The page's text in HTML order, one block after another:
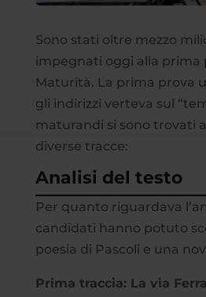
Sono stati oltre mezzo
impegnati oggi alla prima
Maturità. La prima prova
gli indirizzi verteva sul
maturandi si sono trovati
diverse tracce:
Analisi del testo
Per quanto riguardava
candidati hanno potuto
poesia di Pascoli e una
Prima traccia: La via